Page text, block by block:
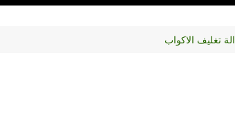
الة تغليف الاكواب